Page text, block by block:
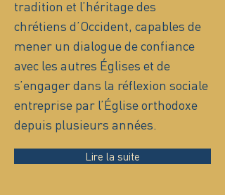
tradition et l’héritage des
chrétiens d’Occident, capables de
mener un dialogue de confiance
avec les autres Églises et de
s’engager dans la réflexion sociale
entreprise par l’Église orthodoxe
depuis plusieurs années.
Lire la suite